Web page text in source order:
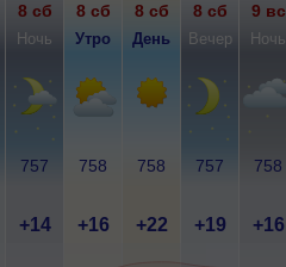
8 сб 8 сб 8 сб 8 сб 9 вс
Ночь Утро День Вечер Ночь
757 758 758 757 758
+14 +16 +22 +19 +16